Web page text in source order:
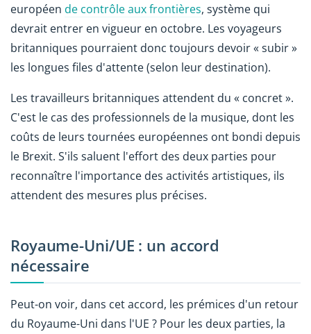
européen de contrôle aux frontières, système qui
devrait entrer en vigueur en octobre. Les voyageurs
britanniques pourraient donc toujours devoir « subir »
les longues files d'attente (selon leur destination).
Les travailleurs britanniques attendent du « concret ».
C'est le cas des professionnels de la musique, dont les
coûts de leurs tournées européennes ont bondi depuis
le Brexit. S'ils saluent l'effort des deux parties pour
reconnaître l'importance des activités artistiques, ils
attendent des mesures plus précises.
Royaume-Uni/UE : un accord
nécessaire
Peut-on voir, dans cet accord, les prémices d'un retour
du Royaume-Uni dans l'UE ? Pour les deux parties, la